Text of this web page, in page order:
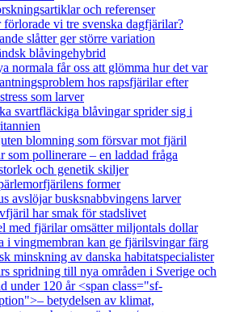
och referenser
förlorade vi tre svenska dagfjärilar?
slåtter ger större variation
blåvingehybrid
normala får oss att glömma hur det var
hos rapsfjärilar efter
som larver
svartfläckiga blåvingar sprider sig i
blomning som försvar mot fjäril
som pollinerare – en laddad fråga
och genetik skiljer
former
avslöjar busksnabbvingens larver
har smak för stadslivet
med fjärilar omsätter miljontals dollar
i vingmembran kan ge fjärilsvingar färg
minskning av danska habitatspecialister
spridning till nya områden i Sverige och
under 120 år <span class="sf-
betydelsen av klimat,